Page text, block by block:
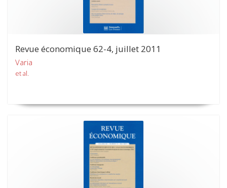
Revue économique 62-4, juillet 2011
Varia
et al.